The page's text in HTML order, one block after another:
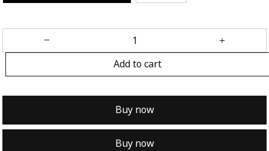
Add to cart
Buy now
Buy now